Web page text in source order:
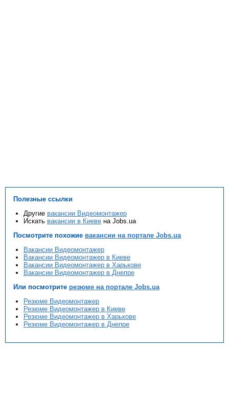
Полезные ссылки
Другие вакансии Видеомонтажер
Искать вакансии в Киеве на Jobs.ua
Посмотрите похожие вакансии на портале Jobs.ua
Вакансии Видеомонтажер
Вакансии Видеомонтажер в Киеве
Вакансии Видеомонтажер в Харькове
Вакансии Видеомонтажер в Днепре
Или посмотрите резюме на портале Jobs.ua
Резюме Видеомонтажер
Резюме Видеомонтажер в Киеве
Резюме Видеомонтажер в Харькове
Резюме Видеомонтажер в Днепре